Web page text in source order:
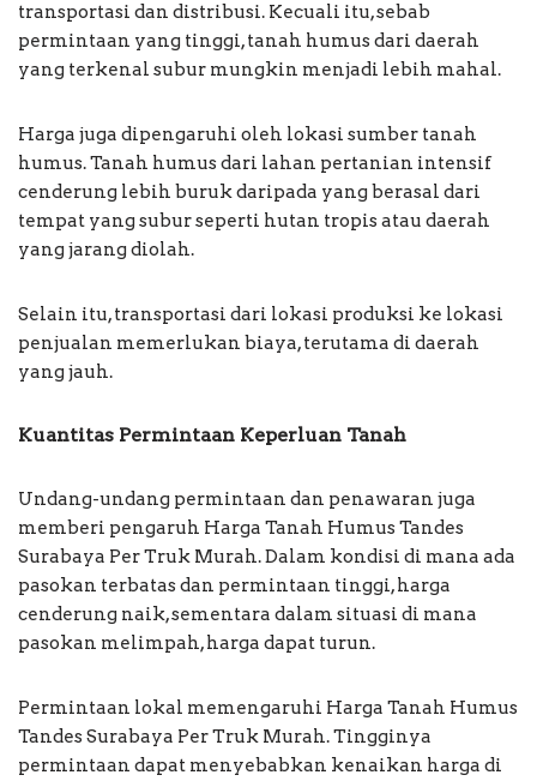
transportasi dan distribusi. Kecuali itu, sebab
permintaan yang tinggi, tanah humus dari daerah
yang terkenal subur mungkin menjadi lebih mahal.
Harga juga dipengaruhi oleh lokasi sumber tanah
humus. Tanah humus dari lahan pertanian intensif
cenderung lebih buruk daripada yang berasal dari
tempat yang subur seperti hutan tropis atau daerah
yang jarang diolah.
Selain itu, transportasi dari lokasi produksi ke lokasi
penjualan memerlukan biaya, terutama di daerah
yang jauh.
Kuantitas Permintaan Keperluan Tanah
Undang-undang permintaan dan penawaran juga
memberi pengaruh Harga Tanah Humus Tandes
Surabaya Per Truk Murah. Dalam kondisi di mana ada
pasokan terbatas dan permintaan tinggi, harga
cenderung naik, sementara dalam situasi di mana
pasokan melimpah, harga dapat turun.
Permintaan lokal memengaruhi Harga Tanah Humus
Tandes Surabaya Per Truk Murah. Tingginya
permintaan dapat menyebabkan kenaikan harga di